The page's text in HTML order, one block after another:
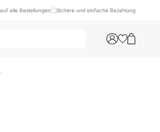
alle Bestellungen Sichere und einfache Bezahlung